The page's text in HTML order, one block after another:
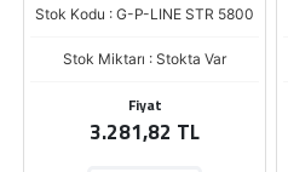
Stok Kodu : G-P-LINE STR 5800
Stok Miktarı : Stokta Var
Fiyat
3.281,82 TL